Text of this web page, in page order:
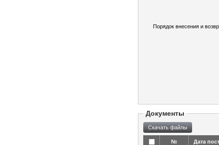
Порядок внесения и
Документы
№ Дата